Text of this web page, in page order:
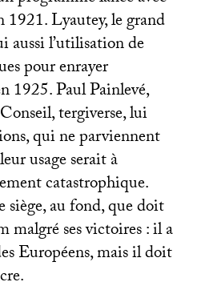
1921. Lyautey, le grand
aussi l’utilisation de
pour enrayer
1925. Paul Painlevé,
tergiverse, lui
qui ne parviennent
usage serait à
catastrophique.
siège, au fond, que doit
ses victoires : il a
Européens, mais il doit